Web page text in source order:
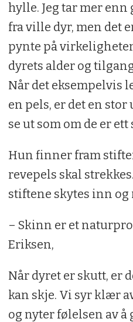
hylle. Jeg tar mer
fra ville dyr, men det
pynte på
dyrets alder og
Når det eksempelvis
en pels, er det en
se ut som om de er
Hun finner fram
revepels skal
stiftene skytes inn og
– Skinn er et
Eriksen,
Når dyret er skutt, er
kan skje. Vi syr klær
og nyter følelsen av å